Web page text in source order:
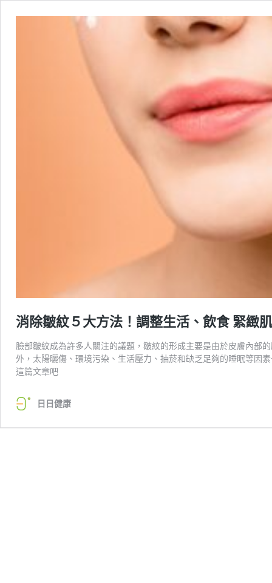
消除皺紋５大方法！調整生活、飲食 緊緻
臉部皺紋成為許多人關注的議題，皺紋的形成主要是由於皮膚內部
外，太陽曬傷、環境污染、生活壓力、抽菸和缺乏足夠的睡眠等因
這篇文章吧
日日健康